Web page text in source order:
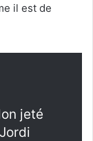
il est de
jeté